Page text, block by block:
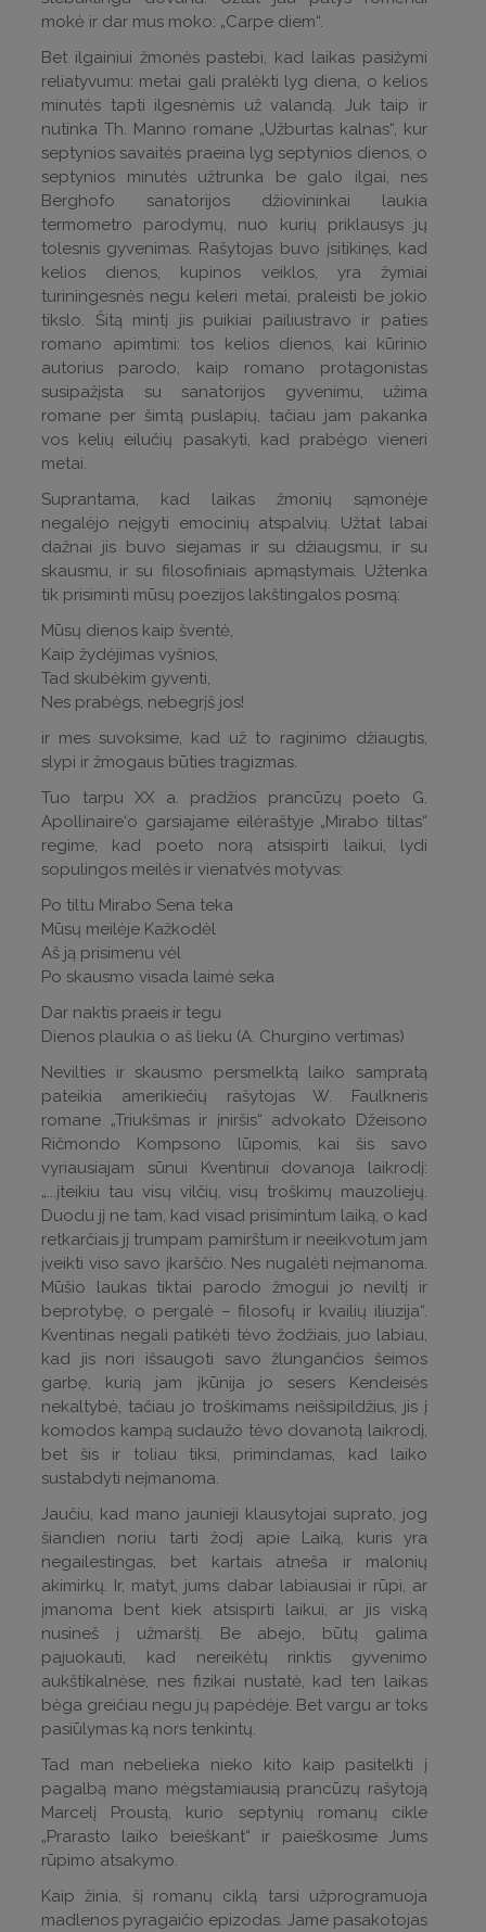
mokė ir dar mus moko: „Carpe diem“.
Bet ilgainiui žmonės pastebi, kad laikas pasižymi
reliatyvumu: metai gali pralėkti lyg diena, o kelios
minutės tapti ilgesnėmis už valandą. Juk taip ir
nutinka Th. Manno romane „Užburtas kalnas“, kur
septynios savaitės praeina lyg septynios dienos, o
septynios minutės užtrunka be galo ilgai, nes
Berghofo sanatorijos džiovininkai laukia
termometro parodymų, nuo kurių priklausys jų
tolesnis gyvenimas. Rašytojas buvo įsitikinęs, kad
kelios dienos, kupinos veiklos, yra žymiai
turiningesnės negu keleri metai, praleisti be jokio
tikslo. Šitą mintį jis puikiai pailiustravo ir paties
romano apimtimi: tos kelios dienos, kai kūrinio
autorius parodo, kaip romano protagonistas
susipažįsta su sanatorijos gyvenimu, užima
romane per šimtą puslapių, tačiau jam pakanka
vos kelių eilučių pasakyti, kad prabėgo vieneri
metai.
Suprantama, kad laikas žmonių sąmonėje
negalėjo neįgyti emocinių atspalvių. Užtat labai
dažnai jis buvo siejamas ir su džiaugsmu, ir su
skausmu, ir su filosofiniais apmąstymais. Užtenka
tik prisiminti mūsų poezijos lakštingalos posmą:
Mūsų dienos kaip šventė,
Kaip žydėjimas vyšnios,
Tad skubėkim gyventi,
Nes prabėgs, nebegrįš jos!
ir mes suvoksime, kad už to raginimo džiaugtis,
slypi ir žmogaus būties tragizmas.
Tuo tarpu XX a. pradžios prancūzų poeto G.
Apollinaire‘o garsiajame eilėraštyje „Mirabo tiltas“
regime, kad poeto norą atsispirti laikui, lydi
sopulingos meilės ir vienatvės motyvas:
Po tiltu Mirabo Sena teka
Mūsų meilėje Kažkodėl
Aš ją prisimenu vėl
Po skausmo visada laimė seka
Dar naktis praeis ir tegu
Dienos plaukia o aš lieku (A. Churgino vertimas)
Nevilties ir skausmo persmelktą laiko sampratą
pateikia amerikiečių rašytojas W. Faulkneris
romane „Triukšmas ir įniršis“ advokato Džeisono
Ričmondo Kompsono lūpomis, kai šis savo
vyriausiajam sūnui Kventinui dovanoja laikrodį:
„...įteikiu tau visų vilčių, visų troškimų mauzoliejų.
Duodu jį ne tam, kad visad prisimintum laiką, o kad
retkarčiais jį trumpam pamirštum ir neeikvotum jam
įveikti viso savo įkarščio. Nes nugalėti neįmanoma.
Mūšio laukas tiktai parodo žmogui jo neviltį ir
beprotybę, o pergalė – filosofų ir kvailių iliuzija“.
Kventinas negali patikėti tėvo žodžiais, juo labiau,
kad jis nori išsaugoti savo žlungančios šeimos
garbę, kurią jam įkūnija jo sesers Kendeisės
nekaltybė, tačiau jo troškimams neišsipildžius, jis į
komodos kampą sudaužo tėvo dovanotą laikrodį,
bet šis ir toliau tiksi, primindamas, kad laiko
sustabdyti neįmanoma.
Jaučiu, kad mano jaunieji klausytojai suprato, jog
šiandien noriu tarti žodį apie Laiką, kuris yra
negailestingas, bet kartais atneša ir malonių
akimirkų. Ir, matyt, jums dabar labiausiai ir rūpi, ar
įmanoma bent kiek atsispirti laikui, ar jis viską
nusineš į užmarštį. Be abejo, būtų galima
pajuokauti, kad nereikėtų rinktis gyvenimo
aukštikalnėse, nes fizikai nustatė, kad ten laikas
bėga greičiau negu jų papėdėje. Bet vargu ar toks
pasiūlymas ką nors tenkintų.
Tad man nebelieka nieko kito kaip pasitelkti į
pagalbą mano mėgstamiausią prancūzų rašytoją
Marcelį Proustą, kurio septynių romanų cikle
„Prarasto laiko beieškant“ ir paieškosime Jums
rūpimo atsakymo.
Kaip žinia, šį romanų ciklą tarsi užprogramuoja
madlenos pyragaičio epizodas. Jame pasakotojas